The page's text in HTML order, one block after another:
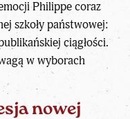
Philippe coraz
szkoły państwowej:
ciągłości.
w wyborach
nowej